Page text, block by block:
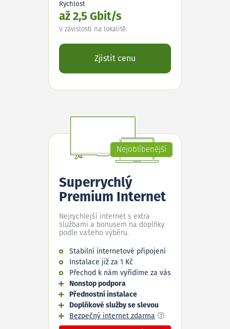
Rychlost
až 2,5 Gbit/s
V závislosti na lokalitě.
Zjistit cenu
Nejoblíbenější
Superrychlý
Premium Internet
Nejrychlejší internet s extra
službami a bonusem na doplňky
podle vašeho výběru.
Stabilní internetové připojení
Instalace již za 1 Kč
Přechod k nám vyřídíme za vás
Nonstop podpora
Přednostní instalace
Doplňkové služby se slevou
Bezpečný internet zdarma